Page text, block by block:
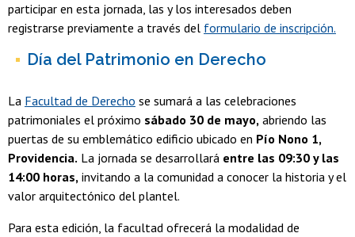
participar en esta jornada, las y los interesados deben
registrarse previamente a través del formulario de inscripción.
Día del Patrimonio en Derecho
La Facultad de Derecho se sumará a las celebraciones
patrimoniales el próximo sábado 30 de mayo, abriendo las
puertas de su emblemático edificio ubicado en Pío Nono 1,
Providencia. La jornada se desarrollará entre las 09:30 y las
14:00 horas, invitando a la comunidad a conocer la historia y el
valor arquitectónico del plantel.
Para esta edición, la facultad ofrecerá la modalidad de